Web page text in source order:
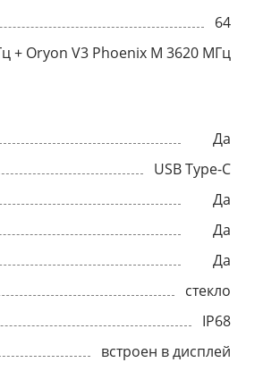
64
+ Oryon V3 Phoenix M 3620 МГц
Да
USB Type-C
Да
Да
Да
стекло
IP68
встроен в дисплей